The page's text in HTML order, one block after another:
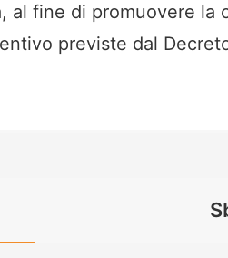
al fine di promuovere la
previste dal